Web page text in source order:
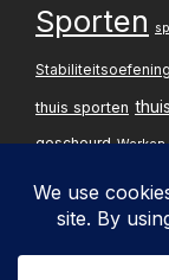
Sporten
thuis sporten
gescheurd Werken